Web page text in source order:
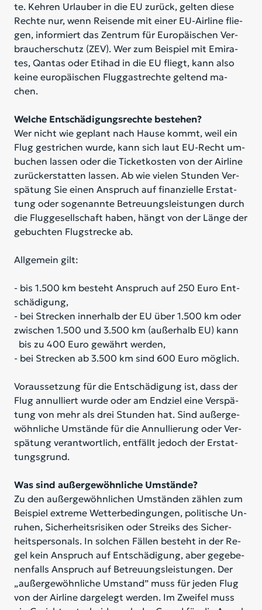
te. Keh­ren Ur­lau­ber in die EU zu­rück, gel­ten die­se
Rech­te nur, wenn Rei­sen­de mit ei­ner EU-Air­line flie­
gen, in­for­miert das Zen­trum für Eu­ro­päi­schen Ver­
brau­cher­schutz (ZEV). Wer zum Bei­spiel mit Emi­ra­
tes, Qan­tas oder Eti­had in die EU fliegt, kann also
kei­ne eu­ro­päi­schen Flug­gast­rech­te gel­tend ma­
chen.
Welche Entschädigungsrechte bestehen?
Wer nicht wie ge­plant nach Hau­se kommt, weil ein
Flug ge­stri­chen wur­de, kann sich laut EU-Recht um­
bu­chen las­sen oder die Ti­cket­kos­ten von der Air­line
zu­rück­er­stat­ten las­sen. Ab wie vie­len Stun­den Ver­
spä­tung Sie ei­nen An­spruch auf fi­nan­zi­el­le Er­stat­
tung oder so­ge­nann­te Be­treu­ungs­leis­tun­gen durch
die Flug­ge­sell­schaft ha­ben, hängt von der Län­ge der
ge­buch­ten Flug­stre­cke ab.
All­ge­mein gilt:
- bis 1.500 km be­steht An­spruch auf 250 Euro Ent­
schä­di­gung,
- bei Stre­cken in­ner­halb der EU über 1.500 km oder
zwi­schen 1.500 und 3.500 km (au­ßer­halb EU) kann
bis zu 400 Euro ge­währt wer­den,
- bei Stre­cken ab 3.500 km sind 600 Euro mög­lich.
Vor­aus­set­zung für die Ent­schä­di­gung ist, dass der
Flug an­nul­liert wur­de oder am End­ziel eine Ver­spä­
tung von mehr als drei Stun­den hat. Sind au­ßer­ge­
wöhn­li­che Um­stän­de für die An­nul­lie­rung oder Ver­
spä­tung ver­ant­wort­lich, ent­fällt je­doch der Er­stat­
tungs­grund.
Was sind außergewöhnliche Umstände?
Zu den au­ßer­ge­wöhn­li­chen Um­stän­den zäh­len zum
Bei­spiel ex­tre­me Wet­ter­be­din­gun­gen, po­li­ti­sche Un­
ru­hen, Si­cher­heits­ri­si­ken oder Streiks des Si­cher­
heits­per­so­nals. In sol­chen Fäl­len be­steht in der Re­
gel kein An­spruch auf Ent­schä­di­gung, aber ge­ge­be­
nen­falls An­spruch auf Be­treu­ungs­leis­tun­gen. Der
„au­ßer­ge­wöhn­li­che Um­stand” muss für je­den Flug
von der Air­line dar­ge­legt wer­den. Im Zwei­fel muss